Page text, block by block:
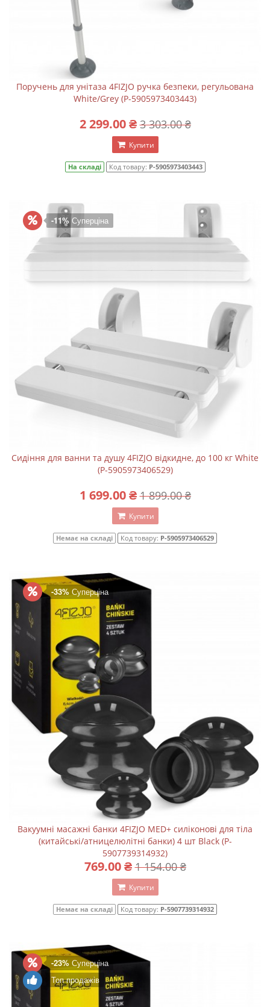
Поручень для унітаза 4FIZJO ручка безпеки, регульована
White/Grey (P-5905973403443)
2 299.00 ₴ 3 303.00 ₴
Купити
На складі Код товару: P-5905973403443
-11% Суперціна
Сидіння для ванни та душу 4FIZJO відкидне, до 100 кг White
(P-5905973406529)
1 699.00 ₴ 1 899.00 ₴
Купити
Немає на складі Код товару: P-5905973406529
-33% Суперціна
Вакуумні масажні банки 4FIZJO MED+ силіконові для тіла
(китайські/атницелюлітні банки) 4 шт Black (P-
5907739314932)
769.00 ₴ 1 154.00 ₴
Купити
Немає на складі Код товару: P-5907739314932
-23% Суперціна
Топ продажів